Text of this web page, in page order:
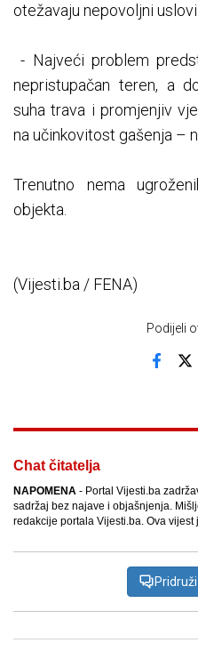
otežavaju nepovoljni uslovi.
- Najveći problem
nepristupačan teren, a
suha trava i promjenjiv
na učinkovitost gašenja –
Trenutno nema
objekta.
(Vijesti.ba / FENA)
Podijeli
Chat čitatelja
NAPOMENA - Portal Vijesti.ba
sadržaj bez najave i objašnjenja.
redakcije portala Vijesti.ba. Ova